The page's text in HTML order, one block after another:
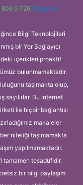
606 0 726 Telegram:
Bilgi Teknolojileri
bir Yer Sağlayıcı
içerikleri proaktif
bulunmamaktadır.
taşımakta olup,
sayılırlar. Bu internet
ile hiçbir bağlantısı
makaleler
niteliği taşımamakta
yapılmamaktadır.
tamamen tesadüfidir.
bir bilgi paylaşım